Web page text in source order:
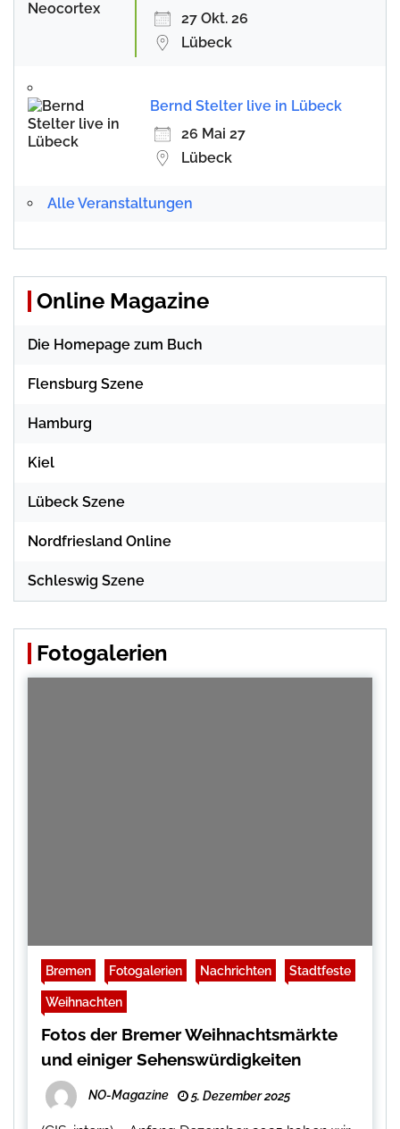
27 Okt. 26
Lübeck
Bernd Stelter live in Lübeck
26 Mai 27
Lübeck
Alle Veranstaltungen
Online Magazine
Die Homepage zum Buch
Flensburg Szene
Hamburg
Kiel
Lübeck Szene
Nordfriesland Online
Schleswig Szene
Fotogalerien
Bremen Fotogalerien Nachrichten Stadtfeste
Weihnachten
Fotos der Bremer Weihnachtsmärkte
und einiger Sehenswürdigkeiten
NO-Magazine 5. Dezember 2025